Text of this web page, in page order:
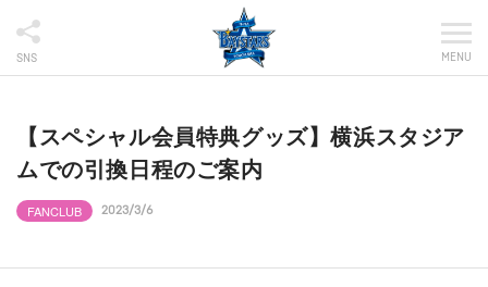
SNS MENU
【スペシャル会員特典グッズ】横浜スタジア
ムでの引換日程のご案内
FANCLUB 2023/3/6